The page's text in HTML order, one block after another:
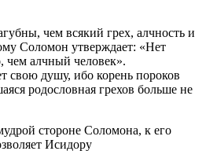
чем всякий грех, алчность и
Соломон утверждает: «Нет
чем алчный человек».
свою душу, ибо корень пороков
родословная грехов больше не
стороне Соломона, к его
Исидору